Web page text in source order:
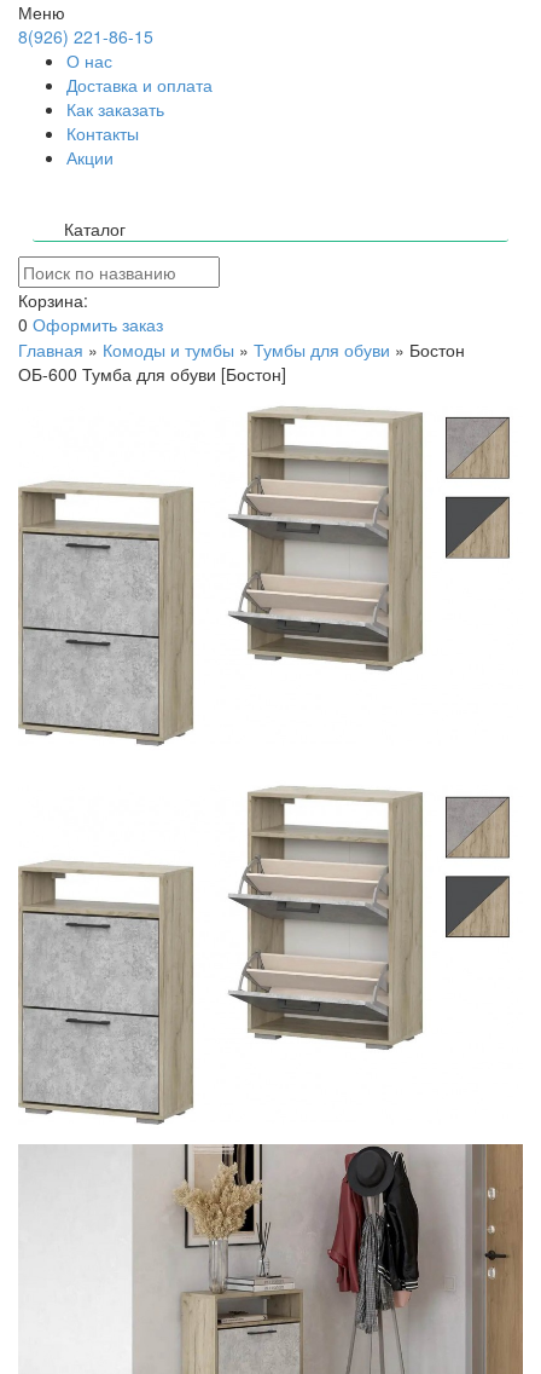
Меню
8(926) 221-86-15
О нас
Доставка и оплата
Как заказать
Контакты
Акции
Каталог
Корзина:
0 Оформить заказ
Главная » Комоды и тумбы » Тумбы для обуви » Бостон
ОБ-600 Тумба для обуви [Бостон]